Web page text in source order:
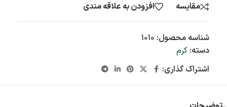
مقایسه افزودن به علاقه مندی
شناسه محصول: 1010
دسته: کرم
اشتراک گذاری: